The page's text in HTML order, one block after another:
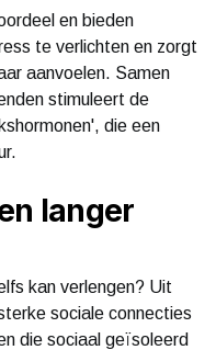
en bieden
te verlichten en zorgt
aanvoelen. Samen
stimuleert de
die een
langer
kan verlengen? Uit
sociale connecties
die sociaal geïsoleerd